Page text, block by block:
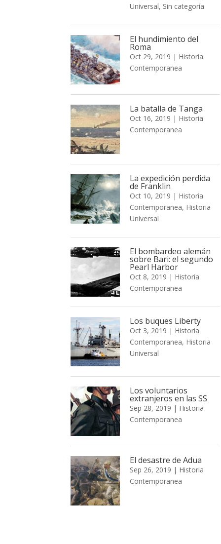
Universal, Sin categoría
El hundimiento del
Roma
Oct 29, 2019 | Historia
Contemporanea
La batalla de Tanga
Oct 16, 2019 | Historia
Contemporanea
La expedición perdida
de Franklin
Oct 10, 2019 | Historia
Contemporanea, Historia
Universal
El bombardeo alemán
sobre Bari: el segundo
Pearl Harbor
Oct 8, 2019 | Historia
Contemporanea
Los buques Liberty
Oct 3, 2019 | Historia
Contemporanea, Historia
Universal
Los voluntarios
extranjeros en las SS
Sep 28, 2019 | Historia
Contemporanea
El desastre de Adua
Sep 26, 2019 | Historia
Contemporanea